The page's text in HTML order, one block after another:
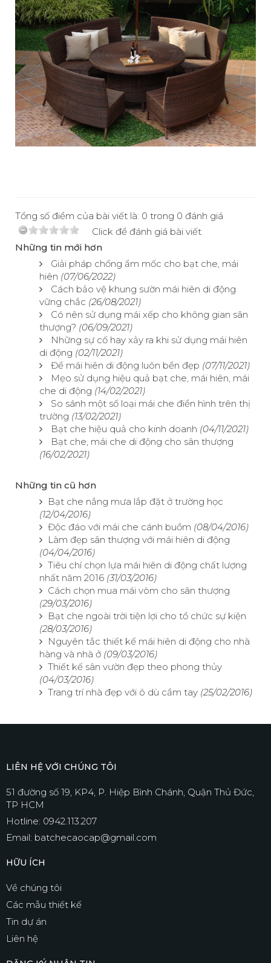
Tổng số điểm của bài viết là: 0 trong 0 đánh giá
Click để đánh giá bài viết
Những tin mới hơn
Giải pháp chống ẩm mốc cho bạt che, mái
hiên (07/06/2022)
Cách bảo vệ khung sườn mái hiên di động
vững chắc (26/08/2021)
Có nên sử dụng mái xếp cho không gian sân
thượng? (06/09/2021)
Những sự cố hay xảy ra khi sử dụng mái hiên
di động (02/11/2021)
Để mái hiên di động luôn bền đẹp (07/11/2021)
Mẹo sử dụng hiệu quả bạt che, mái hiên, mái
che di động (14/02/2021)
So sánh một số loại mái che điển hình trên thị
trường (13/02/2021)
Bạt che hiệu quả cho kinh doanh (04/11/2021)
Bạt che, mái che di động cho sân thượng
(16/02/2021)
Những tin cũ hơn
Bạt che nắng mưa lắp đặt ở trường học
(12/04/2016)
Độc đáo với mái che cánh buồm (08/04/2016)
Làm đẹp sân thượng với mái hiên di động
(04/04/2016)
Tiêu chí chọn lựa mái hiên di động chất lượng
nhất năm 2016 (31/03/2016)
Cách chọn mua mái vòm cho sân thượng
(29/03/2016)
Bạt che ngoài trời tiện lợi cho tổ chức sự kiện
(28/03/2016)
Nguyên tắc thiết kế mái hiên di động cho nhà
hàng và nhà ở (09/03/2016)
Thiết kế sân vườn đẹp theo phong thủy
(04/03/2016)
Trang trí nhà đẹp với ô dù cầm tay (25/02/2016)
LIÊN HỆ VỚI CHÚNG TÔI
51 đường số 19, KP4, P. Hiệp Bình Chánh, Quận Thủ Đức,
TP HCM
Hotline: 0942.113.207
Email: batchecaocap@gmail.com
HỮU ÍCH
Về chúng tôi
Các mẫu thiết kế
Tin dự án
Liên hệ